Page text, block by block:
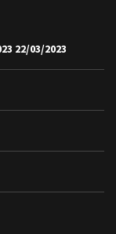
22/03/2023